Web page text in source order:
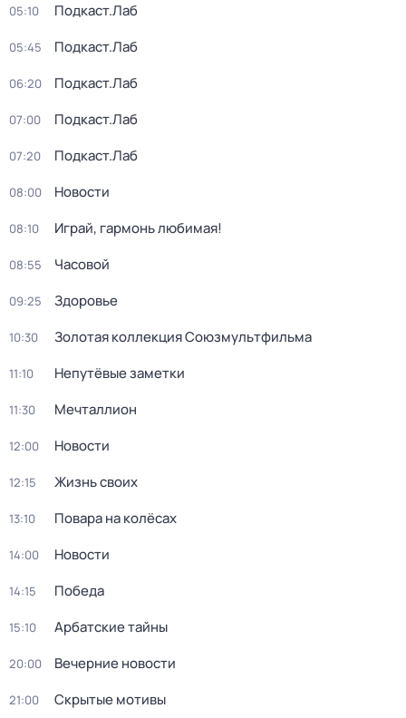
05:10 Подкаст.Лаб
05:45 Подкаст.Лаб
06:20 Подкаст.Лаб
07:00 Подкаст.Лаб
07:20 Подкаст.Лаб
08:00 Новости
08:10 Играй, гармонь любимая!
08:55 Часовой
09:25 Здоровье
10:30 Золотая коллекция Союзмультфильма
11:10 Непутёвые заметки
11:30 Мечталлион
12:00 Новости
12:15 Жизнь своих
13:10 Повара на колёсах
14:00 Новости
14:15 Победа
15:10 Арбатские тайны
20:00 Вечерние новости
21:00 Скрытые мотивы